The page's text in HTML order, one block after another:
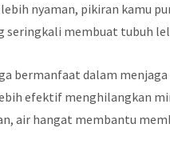
nyaman, pikiran kamu
seringkali membuat tubuh
bermanfaat dalam
efektif menghilangkan
air hangat membantu